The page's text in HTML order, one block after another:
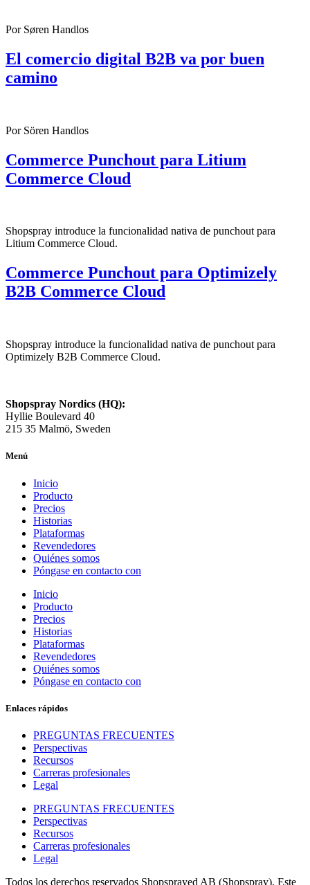
Por Søren Handlos
El comercio digital B2B va por buen
camino
Por Sören Handlos
Commerce Punchout para Litium
Commerce Cloud
Shopspray introduce la funcionalidad nativa de punchout para
Litium Commerce Cloud.
Commerce Punchout para Optimizely
B2B Commerce Cloud
Shopspray introduce la funcionalidad nativa de punchout para
Optimizely B2B Commerce Cloud.
Shopspray Nordics (HQ):
Hyllie Boulevard 40
215 35 Malmö, Sweden
Menú
Inicio
Producto
Precios
Historias
Plataformas
Revendedores
Quiénes somos
Póngase en contacto con
Inicio
Producto
Precios
Historias
Plataformas
Revendedores
Quiénes somos
Póngase en contacto con
Enlaces rápidos
PREGUNTAS FRECUENTES
Perspectivas
Recursos
Carreras profesionales
Legal
PREGUNTAS FRECUENTES
Perspectivas
Recursos
Carreras profesionales
Legal
Todos los derechos reservados Shopsprayed AB (Shopspray). Este